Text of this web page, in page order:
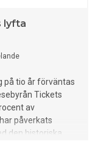
lyfta
på tio år förväntas
Tickets
av
påverkats
den historiska